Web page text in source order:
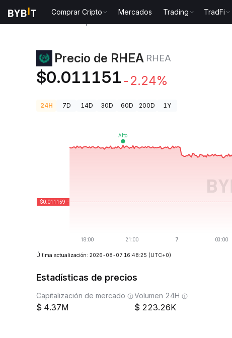
Comprar Cripto Mercados Trading TradFi
Precio de RHEA RHEA
$0.011151 -2.24%
24H 7D 14D 30D 60D 200D 1Y
Última actualización: 2026-08-07 16:48:25 (UTC+0)
Estadísticas de precios
Capitalización de mercado
4.37M
Volumen 24H
223.26K